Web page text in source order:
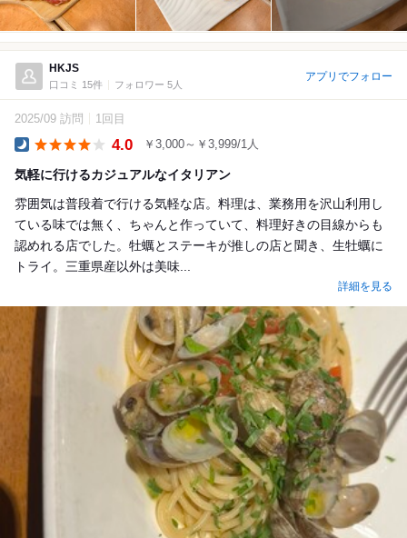
HKJS
口コミ 15件 フォロワー 5人
アプリでフォロー
2025/09 訪問 1回目
4.0 ￥3,000～￥3,999/1人
気軽に行けるカジュアルなイタリアン
雰囲気は普段着で行ける気軽な店。料理は、業務用を沢山利用し
ている味では無く、ちゃんと作っていて、料理好きの目線からも
認めれる店でした。牡蠣とステーキが推しの店と聞き、生牡蠣に
トライ。三重県産以外は美味...
詳細を見る